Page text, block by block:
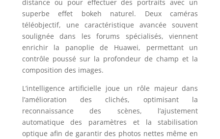
distance ou pour effectuer des portraits avec un
superbe effet bokeh naturel. Deux caméras
téléobjectif, une caractéristique avancée souvent
soulignée dans les forums spécialisés, viennent
enrichir la panoplie de Huawei, permettant un
contrôle poussé sur la profondeur de champ et la
composition des images.
L’intelligence artificielle joue un rôle majeur dans
l’amélioration des clichés, optimisant la
reconnaissance des scènes, l’ajustement
automatique des paramètres et la stabilisation
optique afin de garantir des photos nettes même en